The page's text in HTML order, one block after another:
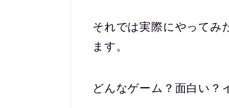
それでは実際にやってみ
ます。
どんなゲーム？面白い？